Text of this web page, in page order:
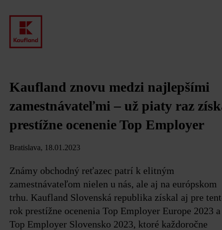
Kaufland znovu medzi najlepšími
zamestnávateľmi – už piaty raz
prestížne ocenenie Top Employer
Bratislava, 18.01.2023
Známy obchodný reťazec patrí k elitným
zamestnávateľom nielen u nás, ale aj na európskom
trhu. Kaufland Slovenská republika získal aj pre
rok prestížne ocenenia Top Employer Europe 2023 a
Top Employer Slovensko 2023, ktoré každoročne